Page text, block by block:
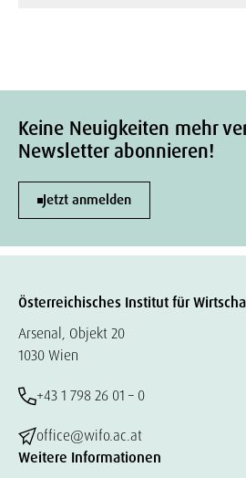
Keine Neuigkeiten mehr
Newsletter abonnieren!
Jetzt anmelden
Österreichisches Institut für
Arsenal, Objekt 20
1030 Wien
+43 1 798 26 01 – 0
office@wifo.ac.at
Weitere Informationen